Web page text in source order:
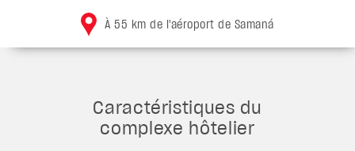
À 55 km de l'aéroport de Samaná
Caractéristiques du
complexe hôtelier